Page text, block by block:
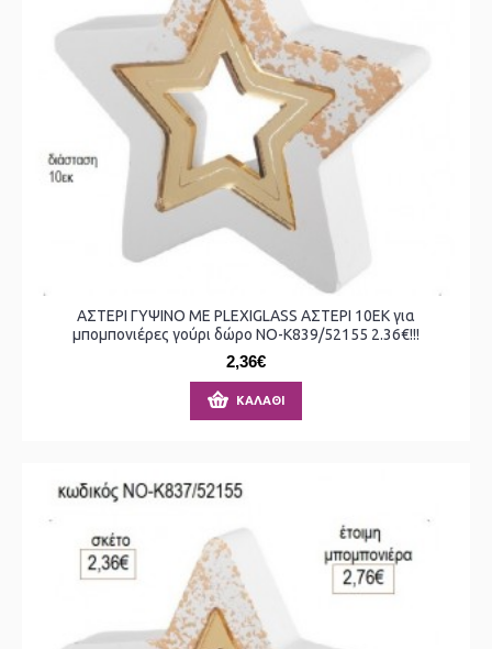
ΑΣΤΕΡΙ ΓΥΨΙΝΟ ΜΕ PLEXIGLASS ΑΣΤΕΡΙ 10ΕΚ για
μπομπονιέρες γούρι δώρο ΝΟ-Κ839/52155 2.36€!!!
2,36€
ΚΑΛΆΘΙ